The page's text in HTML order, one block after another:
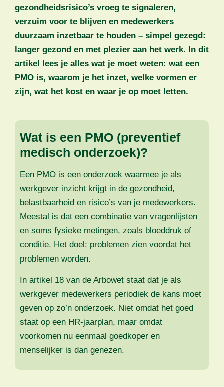
gezondheidsrisico’s vroeg te signaleren,
verzuim voor te blijven en medewerkers
duurzaam inzetbaar te houden – simpel gezegd:
langer gezond en met plezier aan het werk. In dit
artikel lees je alles wat je moet weten: wat een
PMO is, waarom je het inzet, welke vormen er
zijn, wat het kost en waar je op moet letten.
Wat is een PMO (preventief
medisch onderzoek)?
Een PMO is een onderzoek waarmee je als
werkgever inzicht krijgt in de gezondheid,
belastbaarheid en risico’s van je medewerkers.
Meestal is dat een combinatie van vragenlijsten
en soms fysieke metingen, zoals bloeddruk of
conditie. Het doel: problemen zien voordat het
problemen worden.
In artikel 18 van de Arbowet staat dat je als
werkgever medewerkers periodiek de kans moet
geven op zo’n onderzoek. Niet omdat het goed
staat op een HR-jaarplan, maar omdat
voorkomen nu eenmaal goedkoper en
menselijker is dan genezen.